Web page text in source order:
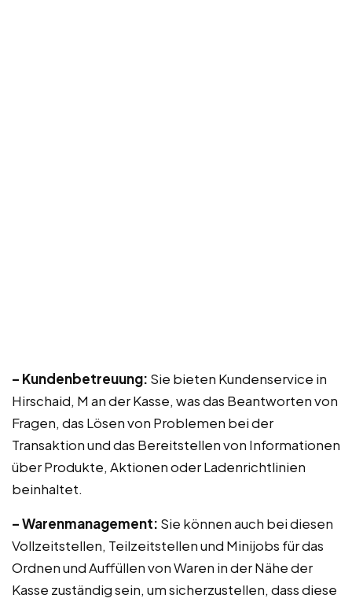
– Kundenbetreuung: Sie bieten Kundenservice in
Hirschaid, M an der Kasse, was das Beantworten von
Fragen, das Lösen von Problemen bei der
Transaktion und das Bereitstellen von Informationen
über Produkte, Aktionen oder Ladenrichtlinien
beinhaltet.
– Warenmanagement: Sie können auch bei diesen
Vollzeitstellen, Teilzeitstellen und Minijobs für das
Ordnen und Auffüllen von Waren in der Nähe der
Kasse zuständig sein, um sicherzustellen, dass diese